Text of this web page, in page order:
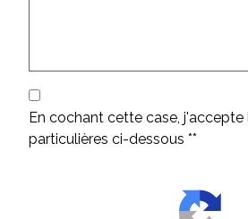
En cochant cette case, j'accepte
particulières ci-dessous **